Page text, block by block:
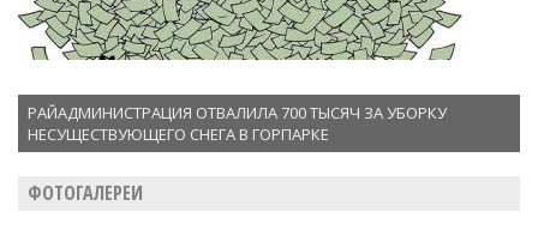
РАЙАДМИНИСТРАЦИЯ ОТВАЛИЛА 700 ТЫСЯЧ ЗА УБОРКУ
НЕСУЩЕСТВУЮЩЕГО СНЕГА В ГОРПАРКЕ
ФОТОГАЛЕРЕИ